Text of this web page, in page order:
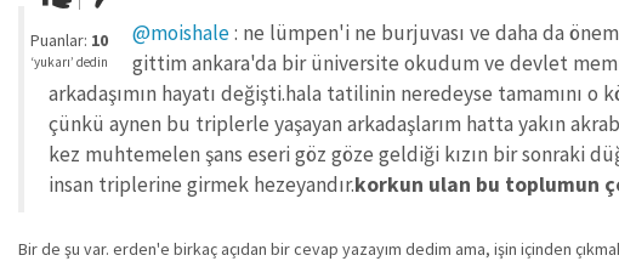
kadar
iyi
değil!
Puanlar: 10
‘yukarı’ dedin
@moishale: ne lümpen'i ne burjuvası ve daha da
gittim ankara'da bir üniversite okudum ve devlet
arkadaşımın hayatı değişti.hala tatilinin neredeyse tamamını
çünkü aynen bu triplerle yaşayan arkadaşlarım hatta yakın
kez muhtemelen şans eseri göz göze geldiği kızın bir sonraki
insan triplerine girmek hezeyandır.korkun ulan bu toplumun
Bir de şu var. erden'e birkaç açıdan bir cevap yazayım dedim ama, işin içinden